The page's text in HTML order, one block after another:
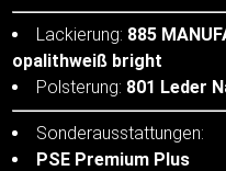
Lackierung: 885
opalithweiß bright
Polsterung: 801 Leder
Sonderausstattungen:
PSE Premium Plus